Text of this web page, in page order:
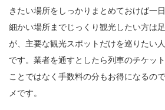
きたい場所をしっかりまとめておけば一
細かい場所までじっくり観光したい方は
が、主要な観光スポットだけを巡りたい
です。業者を通すとしたら列車のチケッ
ことではなく手数料の分もお得になるの
メです。